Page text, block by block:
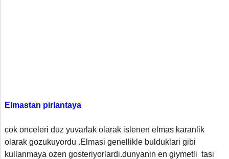
Elmastan pirlantaya
cok onceleri duz yuvarlak olarak islenen elmas karanlik
olarak gozukuyordu .Elmasi genellikle bulduklari gibi
kullanmaya ozen gosteriyorlardi.dunyanin en giymetli tasi